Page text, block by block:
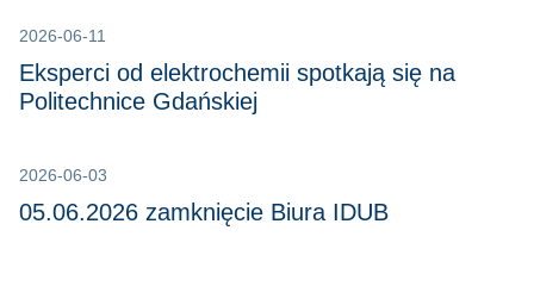
2026-06-11
Eksperci od elektrochemii spotkają się na
Politechnice Gdańskiej
2026-06-03
05.06.2026 zamknięcie Biura IDUB